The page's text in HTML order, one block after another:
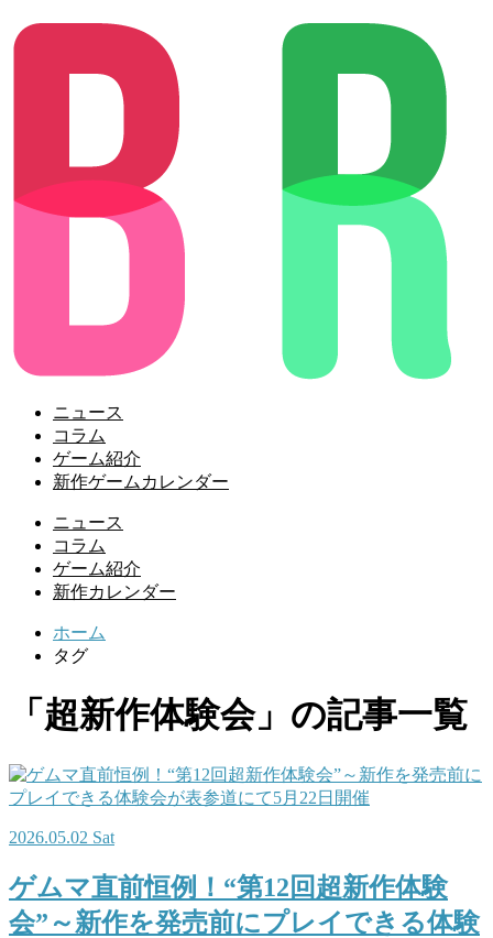
ニュース
コラム
ゲーム紹介
新作ゲームカレンダー
ニュース
コラム
ゲーム紹介
新作カレンダー
ホーム
タグ
「超新作体験会」の記事一覧
2026.05.02 Sat
ゲムマ直前恒例！“第12回超新作体験
会”～新作を発売前にプレイできる体験